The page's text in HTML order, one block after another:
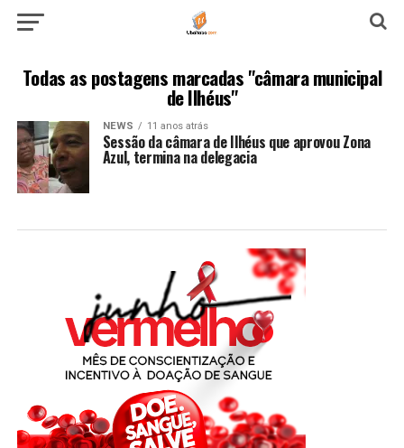
Todas as postagens marcadas "câmara municipal
de Ilhéus"
NEWS 11 anos atrás
Sessão da câmara de Ilhéus que aprovou Zona
Azul, termina na delegacia